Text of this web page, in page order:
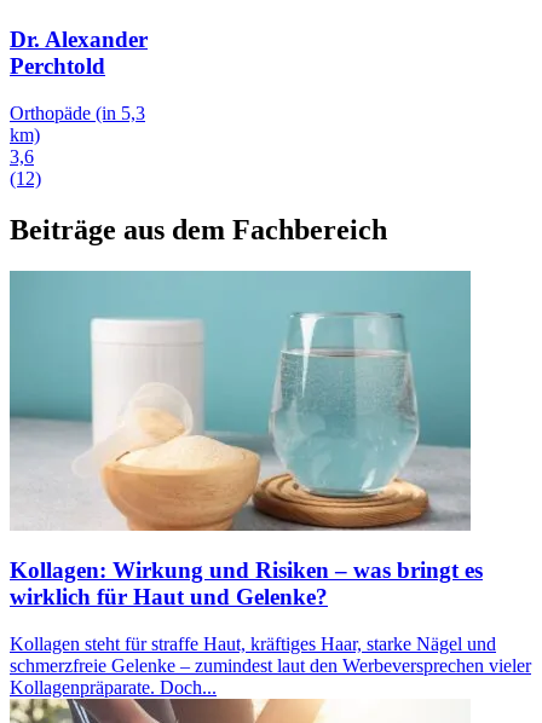
Dr. Alexander
Perchtold
Orthopäde (in 5,3
km)
3,6
(12)
Beiträge aus dem Fachbereich
Kollagen: Wirkung und Risiken – was bringt es
wirklich für Haut und Gelenke?
Kollagen steht für straffe Haut, kräftiges Haar, starke Nägel und
schmerzfreie Gelenke – zumindest laut den Werbeversprechen vieler
Kollagenpräparate. Doch...